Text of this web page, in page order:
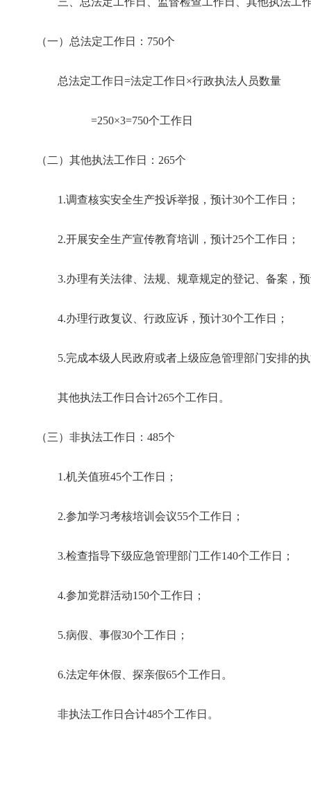
（一）总法定工作日：750个
总法定工作日=法定工作日×行政执法人员数量
=250×3=750个工作日
（二）其他执法工作日：265个
1.调查核实安全生产投诉举报，预计30个工作日；
2.开展安全生产宣传教育培训，预计25个工作日；
3.办理有关法律、法规、规章规定的登记、备案，
4.办理行政复议、行政应诉，预计30个工作日；
5.完成本级人民政府或者上级应急管理部门安排的
其他执法工作日合计265个工作日。
（三）非执法工作日：485个
1.机关值班45个工作日；
2.参加学习考核培训会议55个工作日；
3.检查指导下级应急管理部门工作140个工作日；
4.参加党群活动150个工作日；
5.病假、事假30个工作日；
6.法定年休假、探亲假65个工作日。
非执法工作日合计485个工作日。